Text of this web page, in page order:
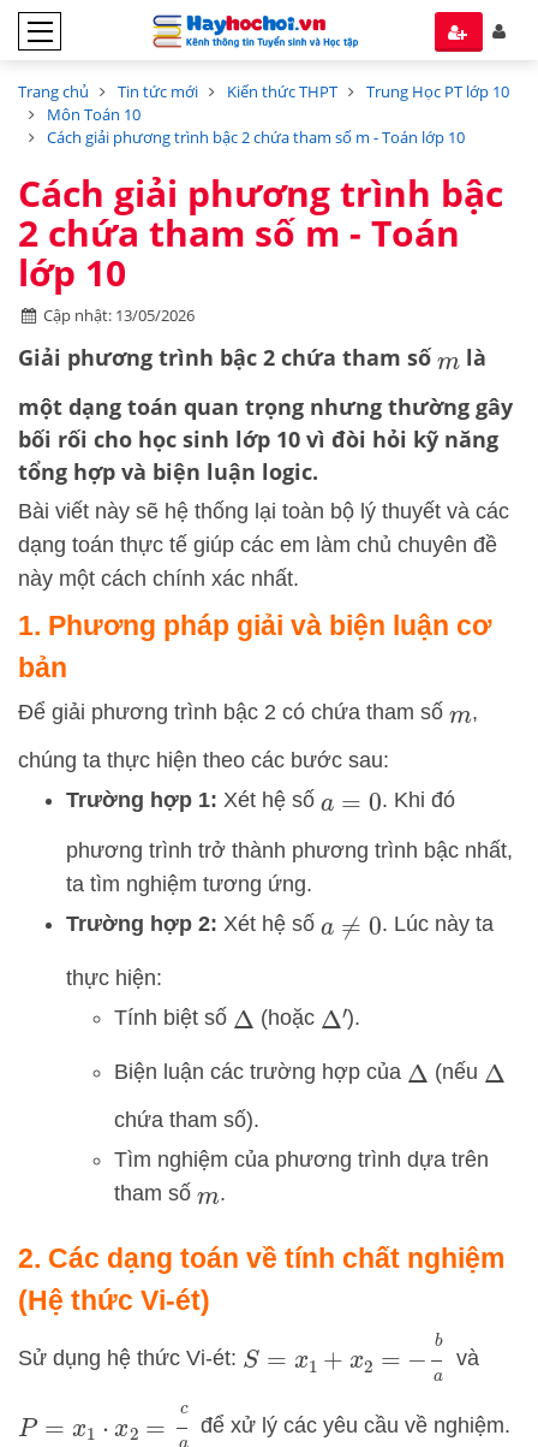
Trang chủ Tin tức mới Kiến thức THPT
Trung Học PT lớp 10
Môn Toán 10
Cách giải phương trình bậc 2 chứa tham số m - Toán lớp 10
Cách giải phương trình bậc
2 chứa tham số m - Toán
lớp 10
Cập nhật: 13/05/2026
Giải phương trình bậc 2 chứa tham sốm là
một dạng toán quan trọng nhưng thường gây
bối rối cho học sinh lớp 10 vì đòi hỏi kỹ năng
tổng hợp và biện luận logic.
Bài viết này sẽ hệ thống lại toàn bộ lý thuyết và các
dạng toán thực tế giúp các em làm chủ chuyên đề
này một cách chính xác nhất.
1. Phương pháp giải và biện luận cơ
bản
Để giải phương trình bậc 2 có chứa tham số m,
chúng ta thực hiện theo các bước sau:
Trường hợp 1: Xét hệ số a =0 . Khi đó
phương trình trở thành phương trình bậc nhất,
ta tìm nghiệm tương ứng.
Trường hợp 2: Xét hệ số a ≠0 . Lúc này ta
thực hiện:
Tính biệt số Δ (hoặc Δ′).
Biện luận các trường hợp của Δ (nếu Δ
chứa tham số).
Tìm nghiệm của phương trình dựa trên
tham số m.
2. Các dạng toán về tính chất nghiệm
(Hệ thức Vi-ét)
Sử dụng hệ thức Vi-ét: S 2 và
P= để xử lý các yêu cầu về nghiệm.